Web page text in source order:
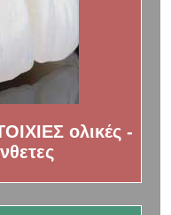
ολικές -